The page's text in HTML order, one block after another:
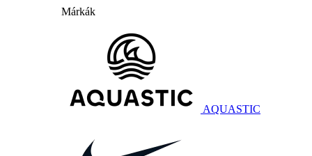
Márkák
AQUASTIC